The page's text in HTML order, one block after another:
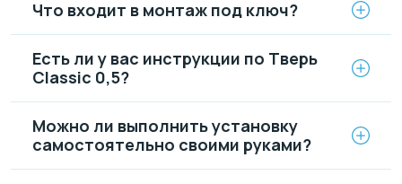
Что входит в монтаж под ключ?
Есть ли у вас инструкции по Тверь
Classic 0,5?
Можно ли выполнить установку
самостоятельно своими руками?